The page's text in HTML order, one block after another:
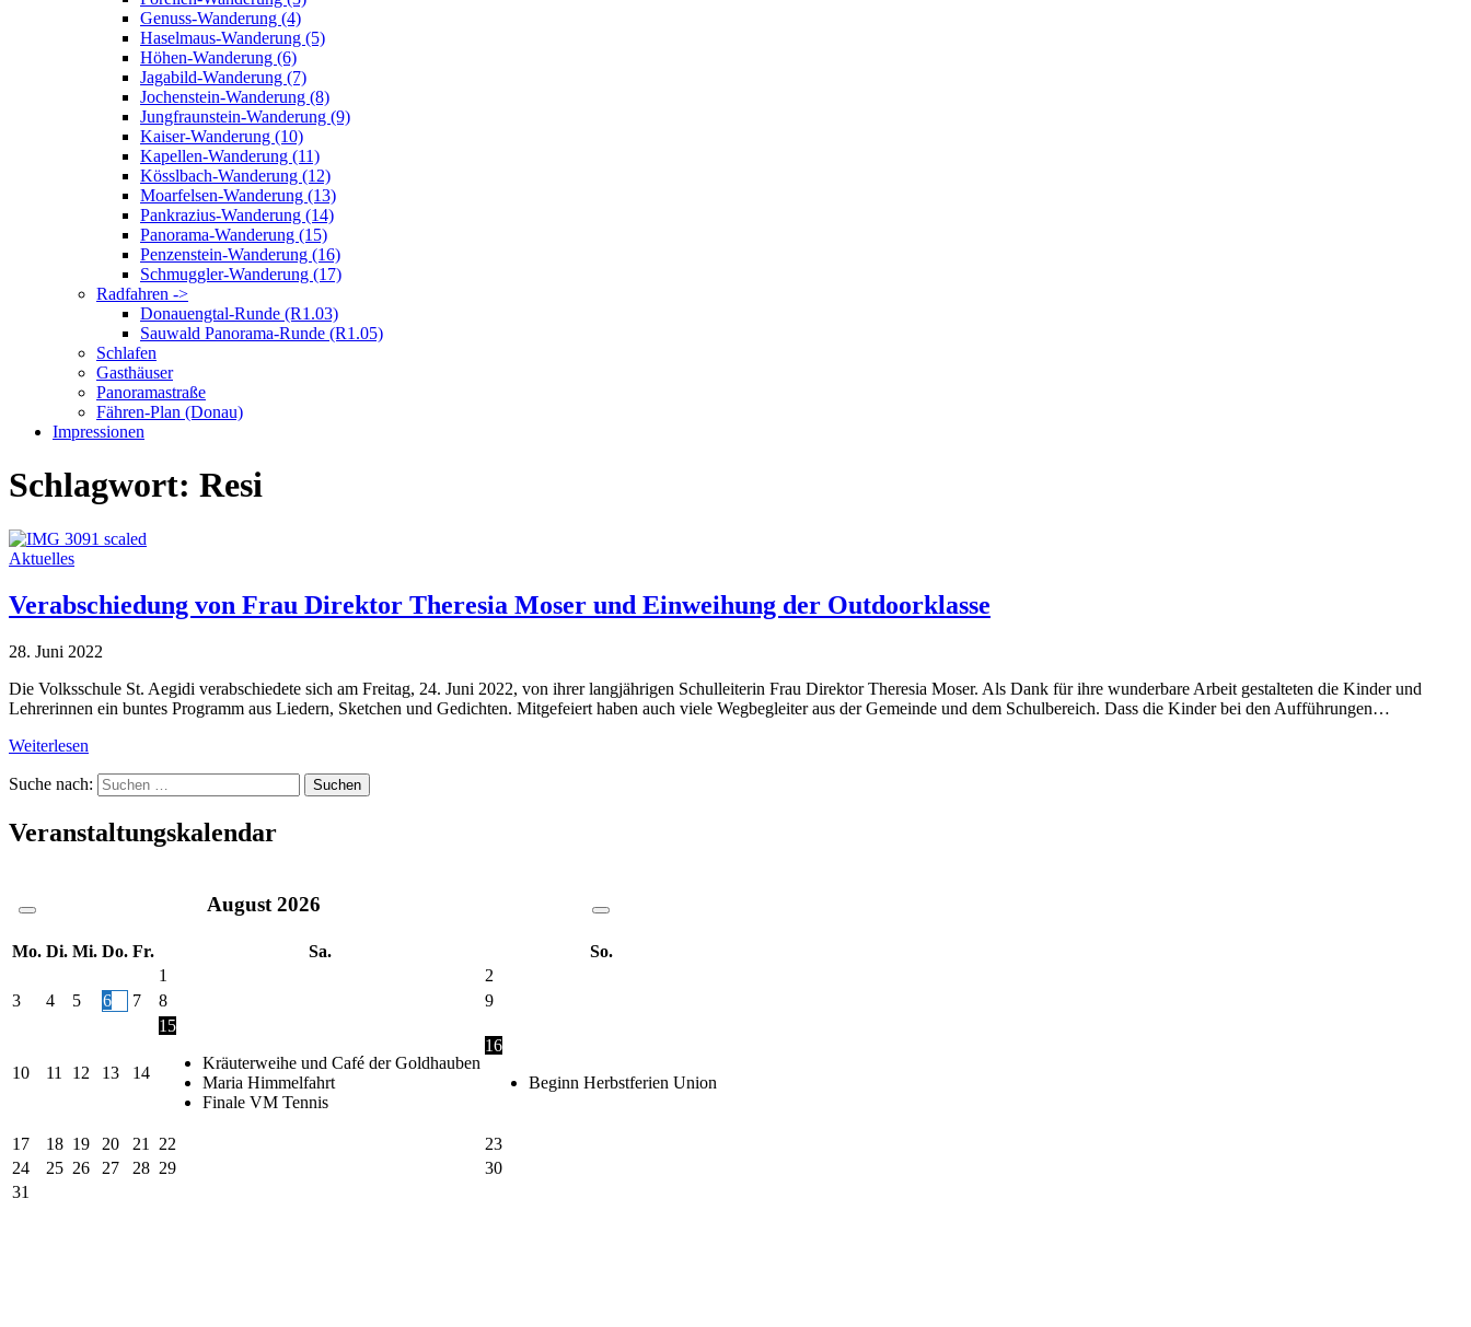
Genuss-Wanderung (4)
Haselmaus-Wanderung (5)
Höhen-Wanderung (6)
Jagabild-Wanderung (7)
Jochenstein-Wanderung (8)
Jungfraunstein-Wanderung (9)
Kaiser-Wanderung (10)
Kapellen-Wanderung (11)
Kösslbach-Wanderung (12)
Moarfelsen-Wanderung (13)
Pankrazius-Wanderung (14)
Panorama-Wanderung (15)
Penzenstein-Wanderung (16)
Schmuggler-Wanderung (17)
Radfahren ->
Donauengtal-Runde (R1.03)
Sauwald Panorama-Runde (R1.05)
Schlafen
Gasthäuser
Panoramastraße
Fähren-Plan (Donau)
Impressionen
Schlagwort: Resi
Aktuelles
Verabschiedung von Frau Direktor Theresia Moser und Einweihung der Outdoorklasse
28. Juni 2022
Die Volksschule St. Aegidi verabschiedete sich am Freitag, 24. Juni 2022, von ihrer langjährigen Schulleiterin Frau Direktor Theresia Moser. Als Dank für ihre wunderbare Arbeit gestalteten die Kinder und
Lehrerinnen ein buntes Programm aus Liedern, Sketchen und Gedichten. Mitgefeiert haben auch viele Wegbegleiter aus der Gemeinde und dem Schulbereich. Dass die Kinder bei den Aufführungen…
Weiterlesen
Suche nach:
Veranstaltungskalendar
August 2026
Mo. Di. Mi. Do. Fr. Sa.
So.
1
2
3
4 5 6 7 8 9
10 11 12 13 14
15
Kräuterweihe und Café der Goldhauben
Maria Himmelfahrt
Finale VM Tennis
16
Beginn Herbstferien Union
17 18 19 20 21 22
23
24
25 26 27 28 29
30
31